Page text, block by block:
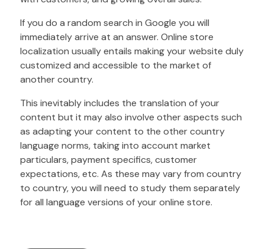
If you do a random search in Google you will
immediately arrive at an answer. Online store
localization usually entails making your website duly
customized and accessible to the market of
another country.
This inevitably includes the translation of your
content but it may also involve other aspects such
as adapting your content to the other country
language norms, taking into account market
particulars, payment specifics, customer
expectations, etc. As these may vary from country
to country, you will need to study them separately
for all language versions of your online store.